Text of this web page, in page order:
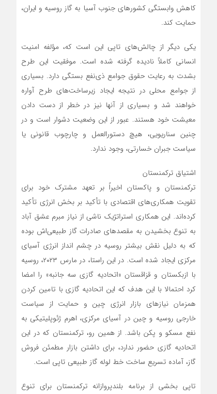
کاهش وابستگی کشورهای جنوب آسیا به گاز روسیه و ایران،
حمایت کند.
یکی دیگر از چالش‌های تاپی این است که، مؤلفه امنیت
انسانی کاملاً نادیده گرفته شده است. موفقیت این طرح
بشدت به رعایت حقوق جوامع ذی‌نفع بستگی دارد. بسیاری
از جوامع محلی در نتیجه ایجاد زیرساخت‌های طرح آواره
خواهند شد و بسیاری از آنها نیز در خطر از دست دادن
معیشت خود هستند. عبور از این وضعیت دشوار است و در
چنین سناریویی، هیچ دستورالعمل و چارچوب قانونی یا
سیاست جبران خسارتی، وجود ندارد.
اشتیاق ترکمنستان
ترکمنستان و پاکستان اخیراً بر تعهد مشترک خود برای
تقویت همکاری‌های اقتصادی با تأکید بر بخش انرژی تأکید
کرده‌اند. این همکاری استراتژیک ناشی از نیاز مبرم عشق آباد
به تنوع بخشیدن به مقصدهای صادرات گاز طبیعی‌اش بوده
که به دلیل نقش بیشتر روسیه در چشم انداز انرژی آسیای
مرکزی ایجاد شده است. در این راستا، در مارس ۲۰۲۳، روسیه
با ازبکستان و قزاقستان «اتحادیه گازی سه جانبه» را امضا
کرد احتمالا با این هدف که این اتحادیه گازی با تامین کردن
همزمان نیازهای بازار انرژی چین و حمایت از سیاست
خارجی روسیه و چین در آسیای مرکزی، اهرم ژئوپلیتیکی به
نفع مسکو و پکن باشد. از همین رو، ترکمنستان که در این
اتحادیه گازی حضور ندارد، برای داشتن بازار مطمئن فروش
گاز، آماده تسریع ساخت خط لوله گاز طبیعی تاپی است.
تاپی بخشی از برنامه بلندپروازانه ترکمنستان برای تنوع